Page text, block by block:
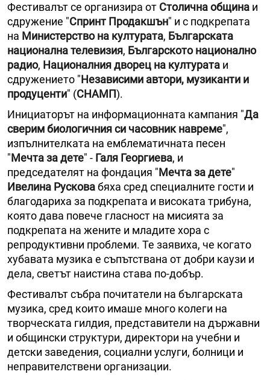
Фестивалът се организира от Столична община и
сдружение "Спринт Продакшън" и с подкрепата
на Министерство на културата, Българската
национална телевизия, Българското национално
радио, Националния дворец на културата и
сдружението "Независими автори, музиканти и
продуценти" (СНАМП).
Инициаторът на информационната кампания "Да
сверим биологичния си часовник навреме",
изпълнителката на емблематичната песен
"Мечта за дете" - Галя Георгиева, и
председателят на фондация "Мечта за дете"
Ивелина Русковабяха сред специалните гости и
благодариха за подкрепата и високата трибуна,
която дава повече гласност на мисията за
подкрепата на жените и младите хора с
репродуктивни проблеми. Те заявиха, че когато
хубавата музика е съпътствана от добри каузи и
дела, светът наистина става по-добър.
Фестивалът събра почитатели на българската
музика, сред които имаше много колеги на
творческата гилдия, представители на държавни
и общински структури, директори на учебни и
детски заведения, социални услуги, болници и
неправителствени организации.